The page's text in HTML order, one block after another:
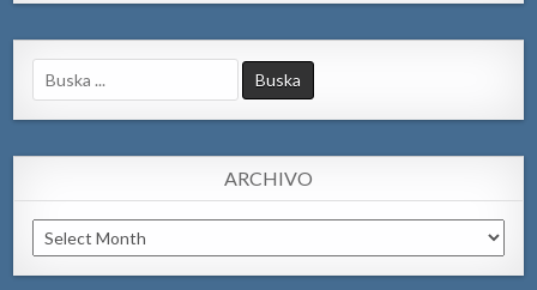
Search
for:
ARCHIVO
Archivo